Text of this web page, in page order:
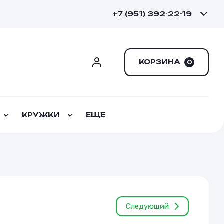
+7 (951) 392-22-19
КОРЗИНА 0
КРУЖКИ ЕЩЕ
Следующий